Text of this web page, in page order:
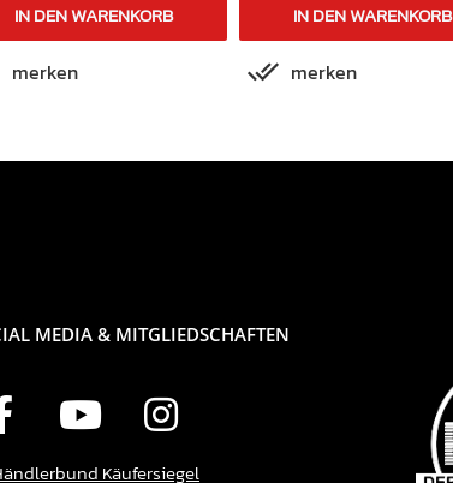
IN DEN WARENKORB
merken
IN DEN WARENKORB
merken
MEDIA & MITGLIEDSCHAFTEN